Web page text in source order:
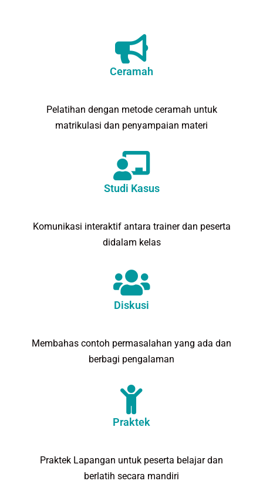
Ceramah
Pelatihan dengan metode ceramah untuk
matrikulasi dan penyampaian materi
Studi Kasus
Komunikasi interaktif antara trainer dan peserta
didalam kelas
Diskusi
Membahas contoh permasalahan yang ada dan
berbagi pengalaman
Praktek
Praktek Lapangan untuk peserta belajar dan
berlatih secara mandiri